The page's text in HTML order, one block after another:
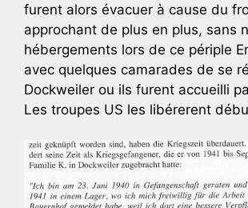
furent alors évacuer à cause du
approchant de plus en plus, sans
hébergements lors de ce périple
avec quelques camarades de se
Dockweiler ou ils furent accueilli
Les troupes US les libérerent